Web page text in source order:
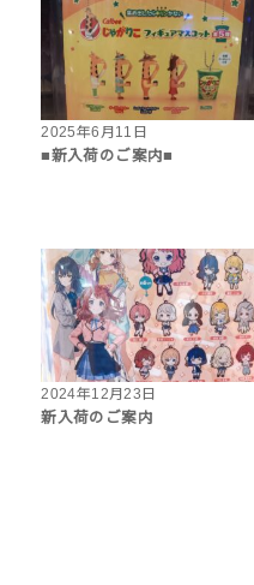
2025年6月11日
■新入荷のご案内■
2024年12月23日
新入荷のご案内